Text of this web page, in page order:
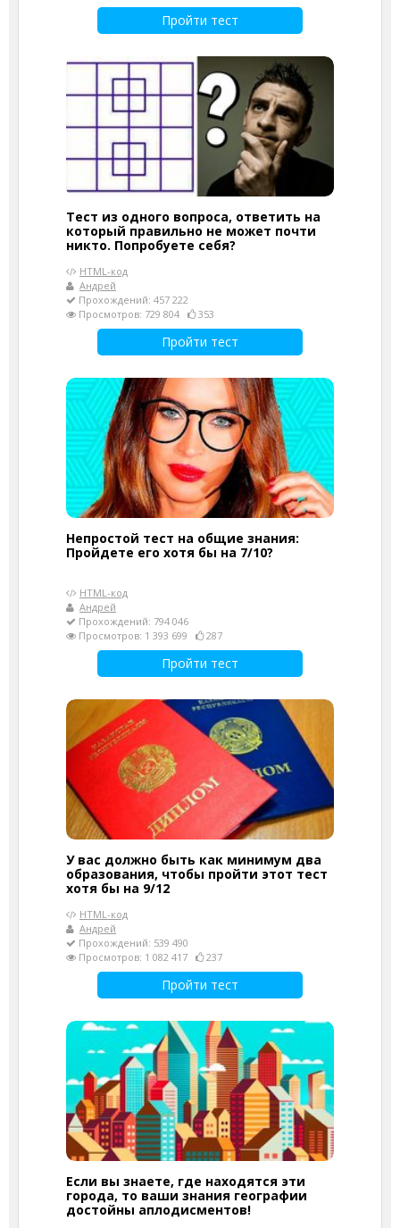
Пройти тест
Тест из одного вопроса, ответить на
который правильно не может почти
никто. Попробуете себя?
HTML-код
Андрей
Прохождений: 457 222
Просмотров: 729 804
353
Пройти тест
Непростой тест на общие знания:
Пройдете его хотя бы на 7/10?
HTML-код
Андрей
Прохождений: 794 046
Просмотров: 1 393 699
287
Пройти тест
У вас должно быть как минимум два
образования, чтобы пройти этот тест
хотя бы на 9/12
HTML-код
Андрей
Прохождений: 539 490
Просмотров: 1 082 417
237
Пройти тест
Если вы знаете, где находятся эти
города, то ваши знания географии
достойны аплодисментов!